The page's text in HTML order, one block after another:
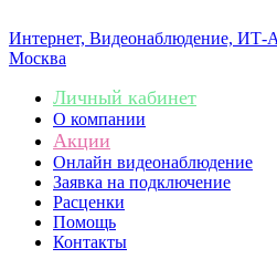
Интернет, Видеонаблюдение, ИТ-
Москва
Личный кабинет
О компании
Акции
Онлайн видеонаблюдение
Заявка на подключение
Расценки
Помощь
Контакты